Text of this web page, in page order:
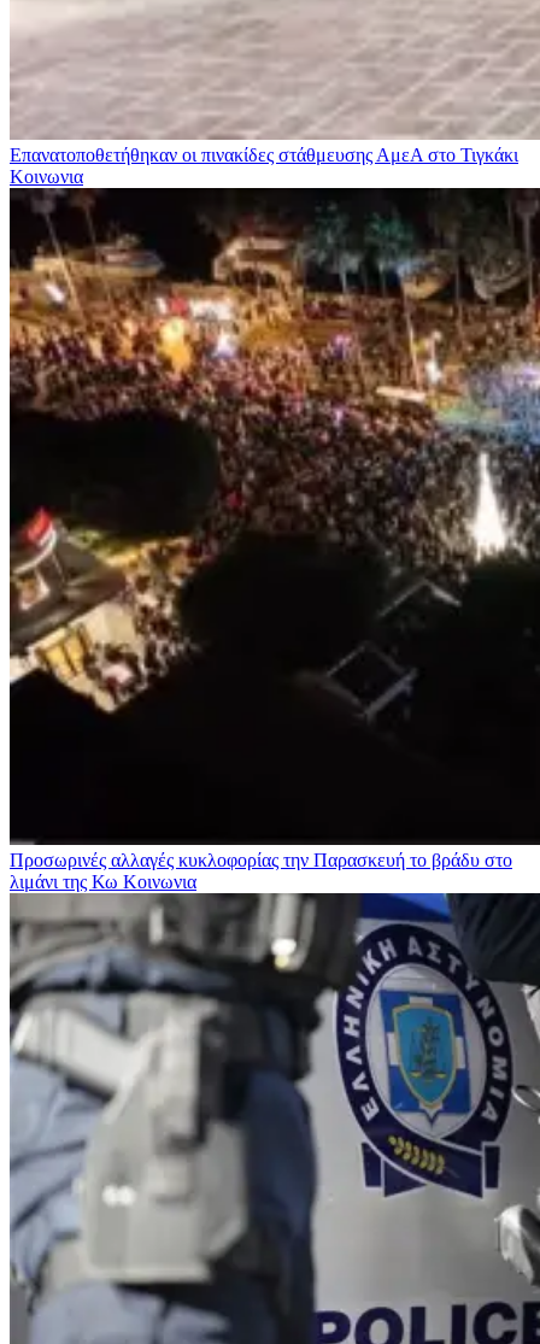
Επανατοποθετήθηκαν οι πινακίδες στάθμευσης ΑμεΑ στο Τιγκάκι
Κοινωνια
Προσωρινές αλλαγές κυκλοφορίας την Παρασκευή το βράδυ στο
λιμάνι της Κω Κοινωνια